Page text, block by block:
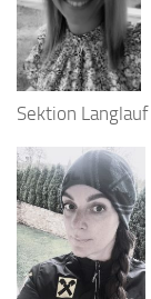
Sektion Langlauf